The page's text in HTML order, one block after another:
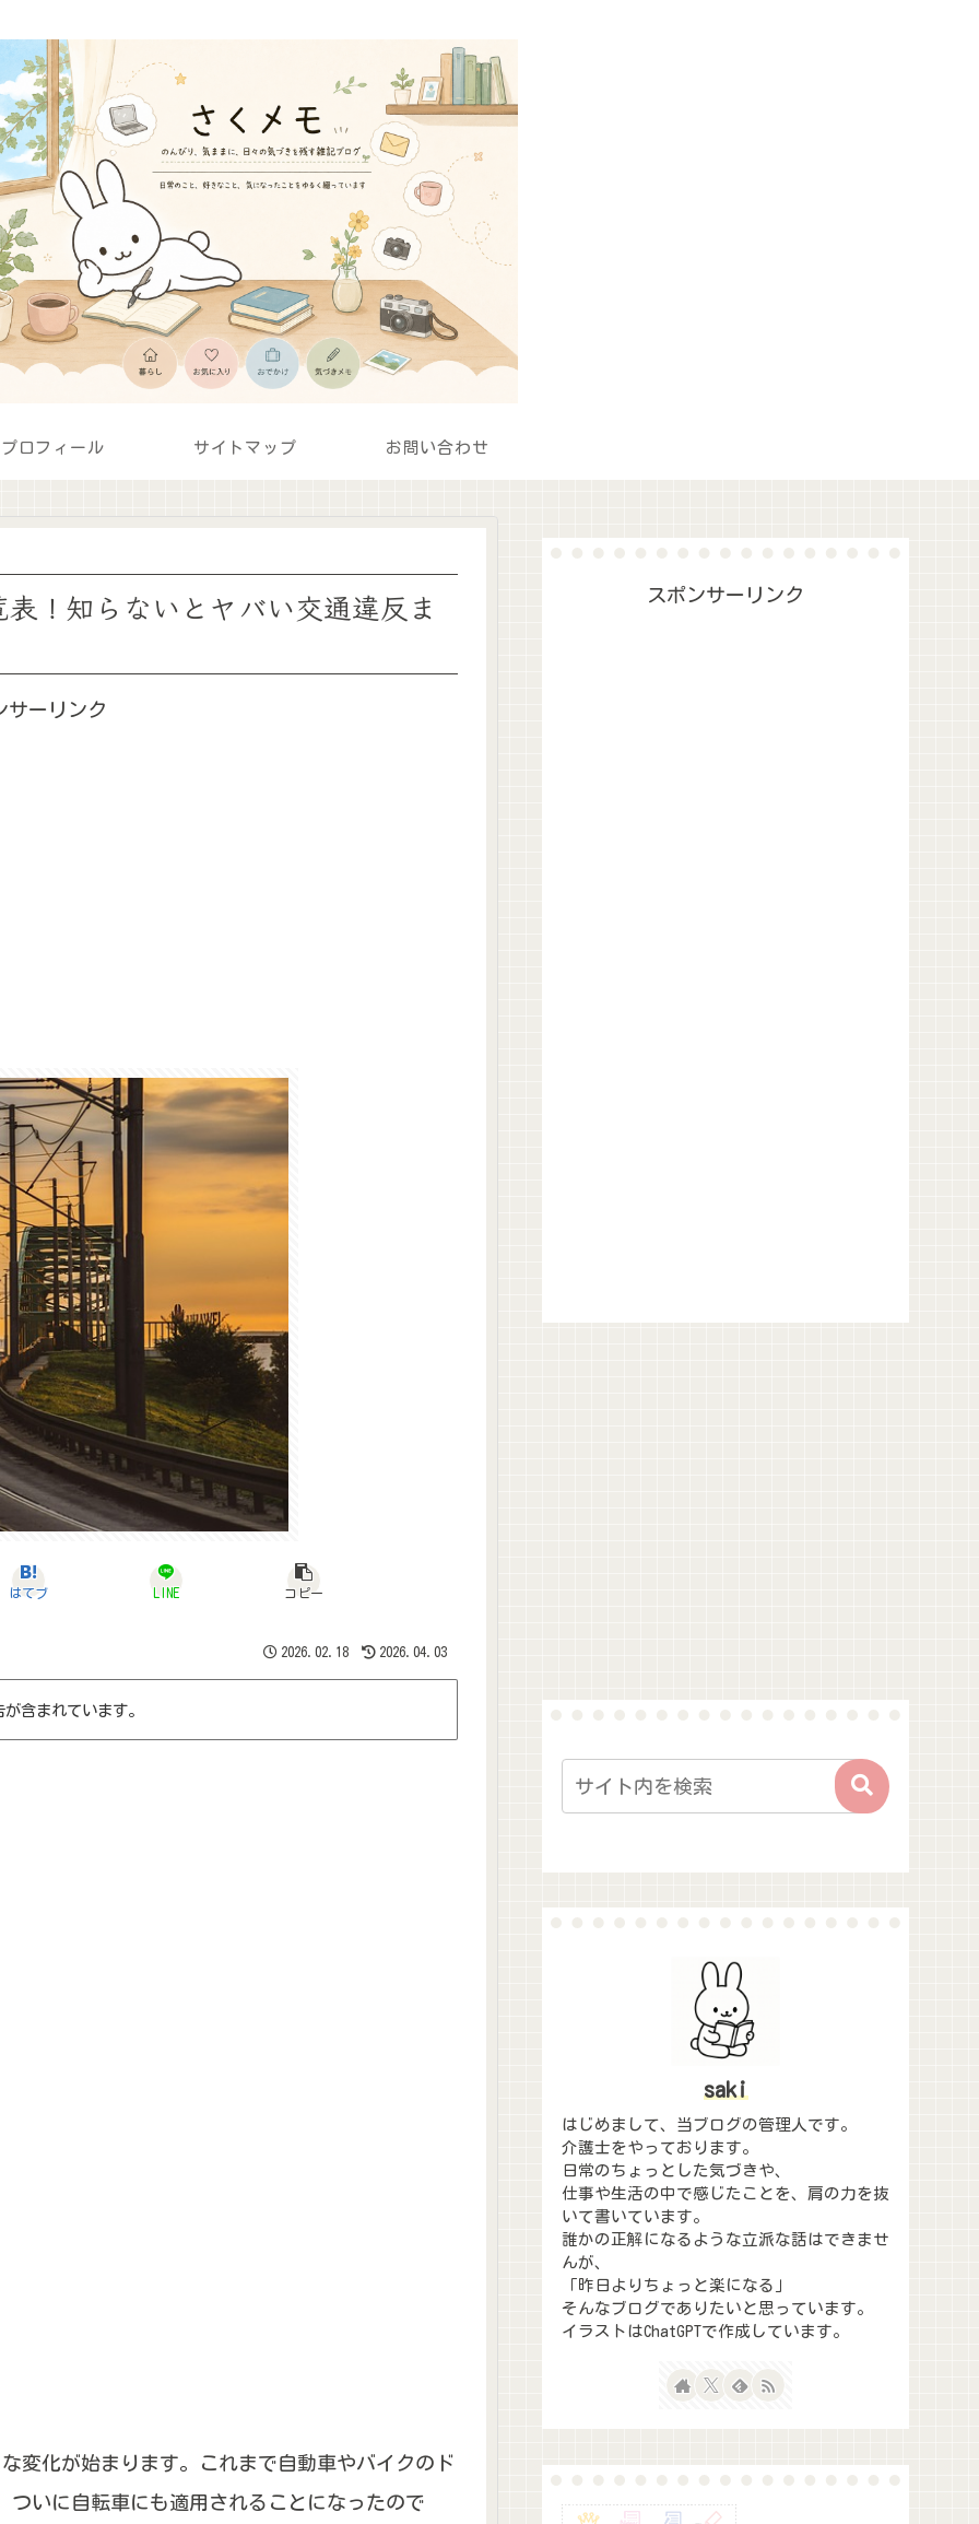
プロフィール サイトマップ お問い合わせ
！知らないとヤバい交通違反ま
サーリンク
はてブ LINE コピー
2026.02.18 2026.04.03
含まれています。
変化が始まります。これまで自動車やバイクのド
いに自転車にも適用されることになったので
スポンサーリンク
saki
はじめまして、当ブログの管理人です。
介護士をやっております。
日常のちょっとした気づきや、
仕事や生活の中で感じたことを、肩の力を抜
いて書いています。
誰かの正解になるような立派な話はできませ
んが、
「昨日よりちょっと楽になる」
そんなブログでありたいと思っています。
イラストはChatGPTで作成しています。